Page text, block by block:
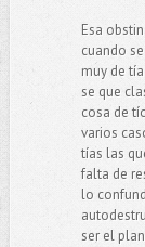
Esa
cuando
muy de
se que
cosa de
varios
tías las
falta de
lo
ser el